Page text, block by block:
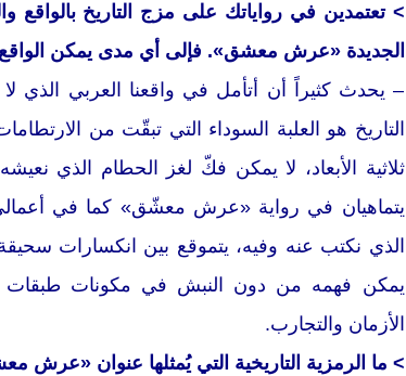
> تعتمدين في رواياتك على مزج التاريخ بالواقع
الجديدة «عرش معشق». فإلى أي مدى يمكن الواقع
– يحدث كثيراً أن أتأمل في واقعنا العربي الذي
التاريخ هو العلبة السوداء التي تبقّت من
ثلاثية الأبعاد، لا يمكن فكّ لغز الحطام الذي
يتماهيان في رواية «عرش معشّق» كما في أعمالي
الذي نكتب عنه وفيه، يتموقع بين انكسارات
يمكن فهمه من دون النبش في مكونات طبقات
الأزمان والتجارب.
> ما الرمزية التاريخية التي يُمثلها عنوان «عرش